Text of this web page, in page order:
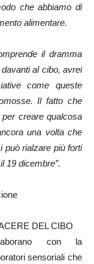
che abbiamo di
alimentare.
il dramma
al cibo, avrei
come queste
Il fatto che
creare qualcosa
una volta che
può rialzare più forti
19 dicembre”.
DEL CIBO
con la
sensoriali che